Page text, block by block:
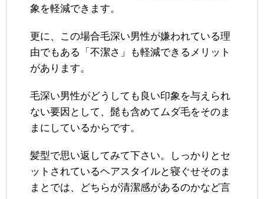
象を軽減できます。
更に、この場合毛深い男性が嫌われている理
由でもある「不潔さ」も軽減できるメリット
があります。
毛深い男性がどうしても良い印象を与えられ
ない要因として、髭も含めてムダ毛をそのま
まにしているからです。
髪型で思い返してみて下さい。しっかりとセ
ットされているヘアスタイルと寝ぐせそのま
まとでは、どちらが清潔感があるのかなど言